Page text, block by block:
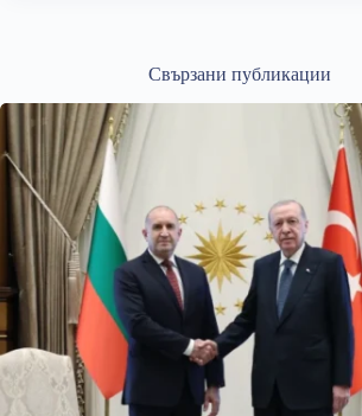
Свързани публикации